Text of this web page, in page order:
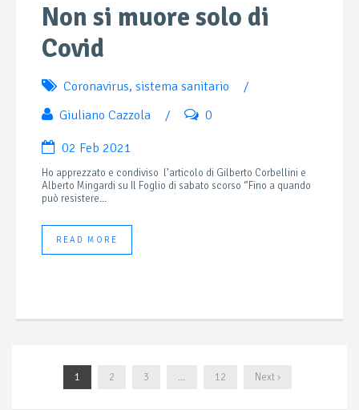
Non si muore solo di
Covid
Coronavirus, sistema sanitario
/
Giuliano Cazzola
/ 0
02 Feb 2021
Ho apprezzato e condiviso l’articolo di Gilberto Corbellini e
Alberto Mingardi su Il Foglio di sabato scorso ‘’Fino a quando
può resistere...
READ MORE
1 2 3 … 12 Next ›